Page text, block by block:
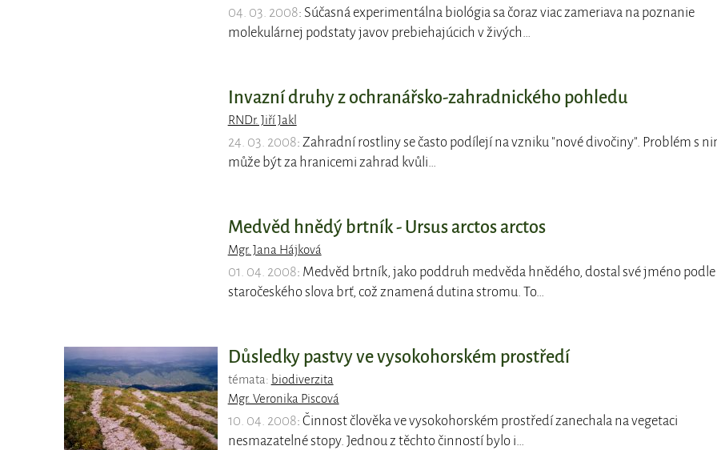
04. 03. 2008: Súčasná experimentálna biológia sa čoraz viac zameriava na poznanie
molekulárnej podstaty javov prebiehajúcich v živých…
Invazní druhy z ochranářsko-zahradnického pohledu
RNDr. Jiří Jakl
24. 03. 2008: Zahradní rostliny se často podílejí na vzniku "nové divočiny". Problém s
může být za hranicemi zahrad kvůli…
Medvěd hnědý brtník - Ursus arctos arctos
Mgr. Jana Hájková
01. 04. 2008: Medvěd brtník, jako poddruh medvěda hnědého, dostal své jméno podle
staročeského slova brť, což znamená dutina stromu. To…
Důsledky pastvy ve vysokohorském prostředí
témata: biodiverzita
Mgr. Veronika Piscová
10. 04. 2008: Činnost člověka ve vysokohorském prostředí zanechala na vegetaci
nesmazatelné stopy. Jednou z těchto činností bylo i…